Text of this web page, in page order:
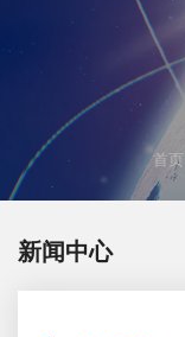
首页
新闻中心